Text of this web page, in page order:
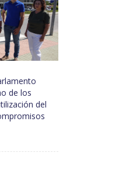
de los
del